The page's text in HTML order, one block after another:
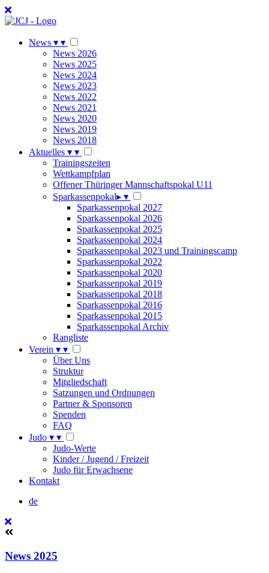
News ▾ ▾
News 2026
News 2025
News 2024
News 2023
News 2022
News 2021
News 2020
News 2019
News 2018
Aktuelles ▾ ▾
Trainingszeiten
Wettkampfplan
Offener Thüringer Mannschaftspokal U11
Sparkassenpokal▸ ▾
Sparkassenpokal 2027
Sparkassenpokal 2026
Sparkassenpokal 2025
Sparkassenpokal 2024
Sparkassenpokal 2023 und Trainingscamp
Sparkassenpokal 2022
Sparkassenpokal 2020
Sparkassenpokal 2019
Sparkassenpokal 2018
Sparkassenpokal 2016
Sparkassenpokal 2015
Sparkassenpokal Archiv
Rangliste
Verein ▾ ▾
Über Uns
Struktur
Mitgliedschaft
Satzungen und Ordnungen
Partner & Sponsoren
Spenden
FAQ
Judo ▾ ▾
Judo-Werte
Kinder / Jugend / Freizeit
Judo für Erwachsene
Kontakt
de
News 2025